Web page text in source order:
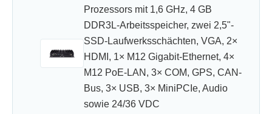
Prozessors mit 1,6 GHz, 4 GB
DDR3L-Arbeitsspeicher, zwei 2,5"-
SSD-Laufwerksschächten, VGA, 2×
HDMI, 1× M12 Gigabit-Ethernet, 4×
M12 PoE-LAN, 3× COM, GPS, CAN-
Bus, 3× USB, 3× MiniPCIe, Audio
sowie 24/36 VDC